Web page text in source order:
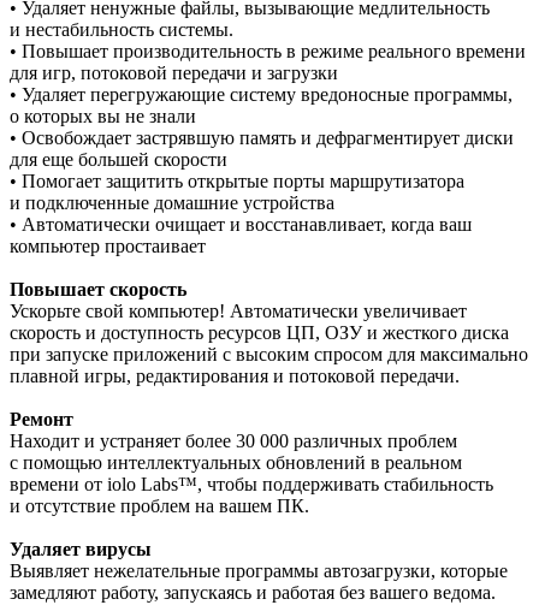
• Удаляет ненужные файлы, вызывающие медлительность
и нестабильность системы.
• Повышает производительность в режиме реального времени
для игр, потоковой передачи и загрузки
• Удаляет перегружающие систему вредоносные программы,
о которых вы не знали
• Освобождает застрявшую память и дефрагментирует диски
для еще большей скорости
• Помогает защитить открытые порты маршрутизатора
и подключенные домашние устройства
• Автоматически очищает и восстанавливает, когда ваш
компьютер простаивает
Повышает скорость
Ускорьте свой компьютер! Автоматически увеличивает
скорость и доступность ресурсов ЦП, ОЗУ и жесткого диска
при запуске приложений с высоким спросом для максимально
плавной игры, редактирования и потоковой передачи.
Ремонт
Находит и устраняет более 30 000 различных проблем
с помощью интеллектуальных обновлений в реальном
времени от iolo Labs™, чтобы поддерживать стабильность
и отсутствие проблем на вашем ПК.
Удаляет вирусы
Выявляет нежелательные программы автозагрузки, которые
замедляют работу, запускаясь и работая без вашего ведома.